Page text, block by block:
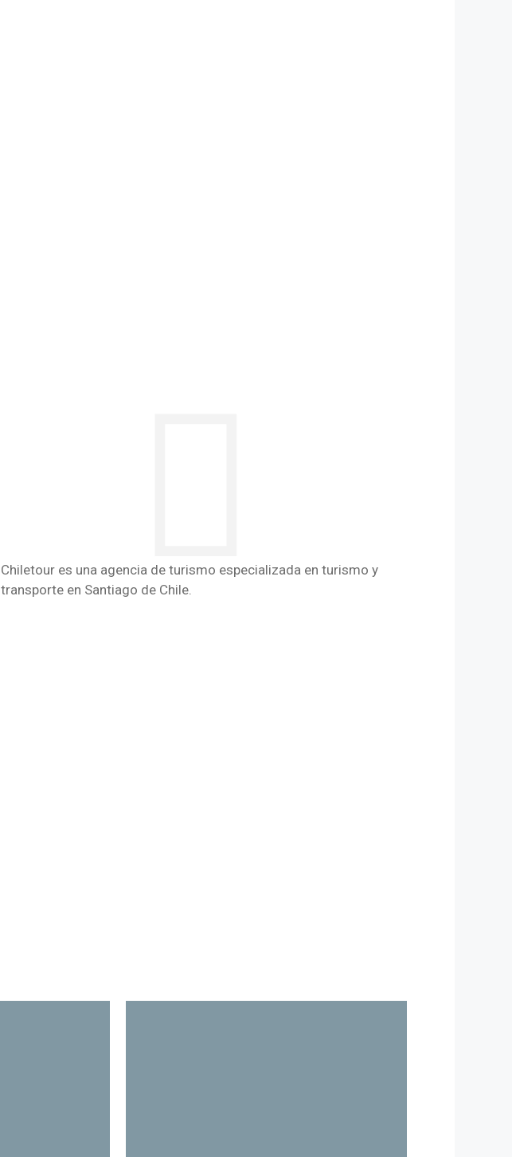
Chiletour es una agencia de turismo especializada en turismo y
transporte en Santiago de Chile.